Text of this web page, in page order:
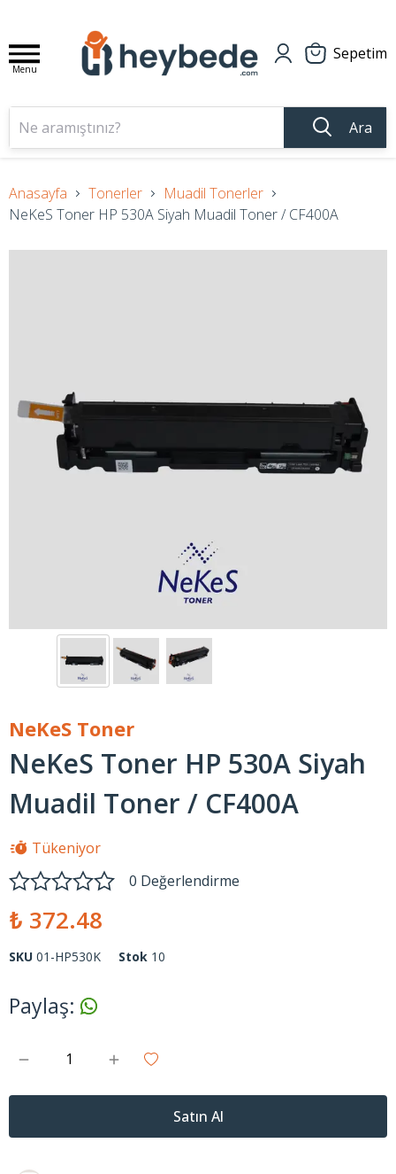
Menu
Sepetim
Ara
Anasayfa Tonerler
Muadil Tonerler
NeKeS Toner HP 530A Siyah Muadil Toner / CF400A
NeKeS Toner
NeKeS Toner HP 530A Siyah
Muadil Toner / CF400A
Tükeniyor
0 Değerlendirme
₺ 372.48
SKU 01-HP530K Stok 10
Paylaş:
Satın Al